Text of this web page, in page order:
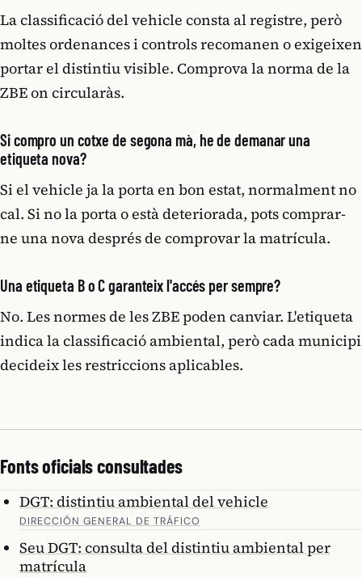
La classificació del vehicle consta al registre, però
moltes ordenances i controls recomanen o exigeixen
portar el distintiu visible. Comprova la norma de la
ZBE on circularàs.
Si compro un cotxe de segona mà, he de demanar una
etiqueta nova?
Si el vehicle ja la porta en bon estat, normalment no
cal. Si no la porta o està deteriorada, pots comprar-
ne una nova després de comprovar la matrícula.
Una etiqueta B o C garanteix l'accés per sempre?
No. Les normes de les ZBE poden canviar. L'etiqueta
indica la classificació ambiental, però cada municipi
decideix les restriccions aplicables.
Fonts oficials consultades
DGT: distintiu ambiental del vehicle
DIRECCIÓN GENERAL DE TRÁFICO
Seu DGT: consulta del distintiu ambiental per
matrícula